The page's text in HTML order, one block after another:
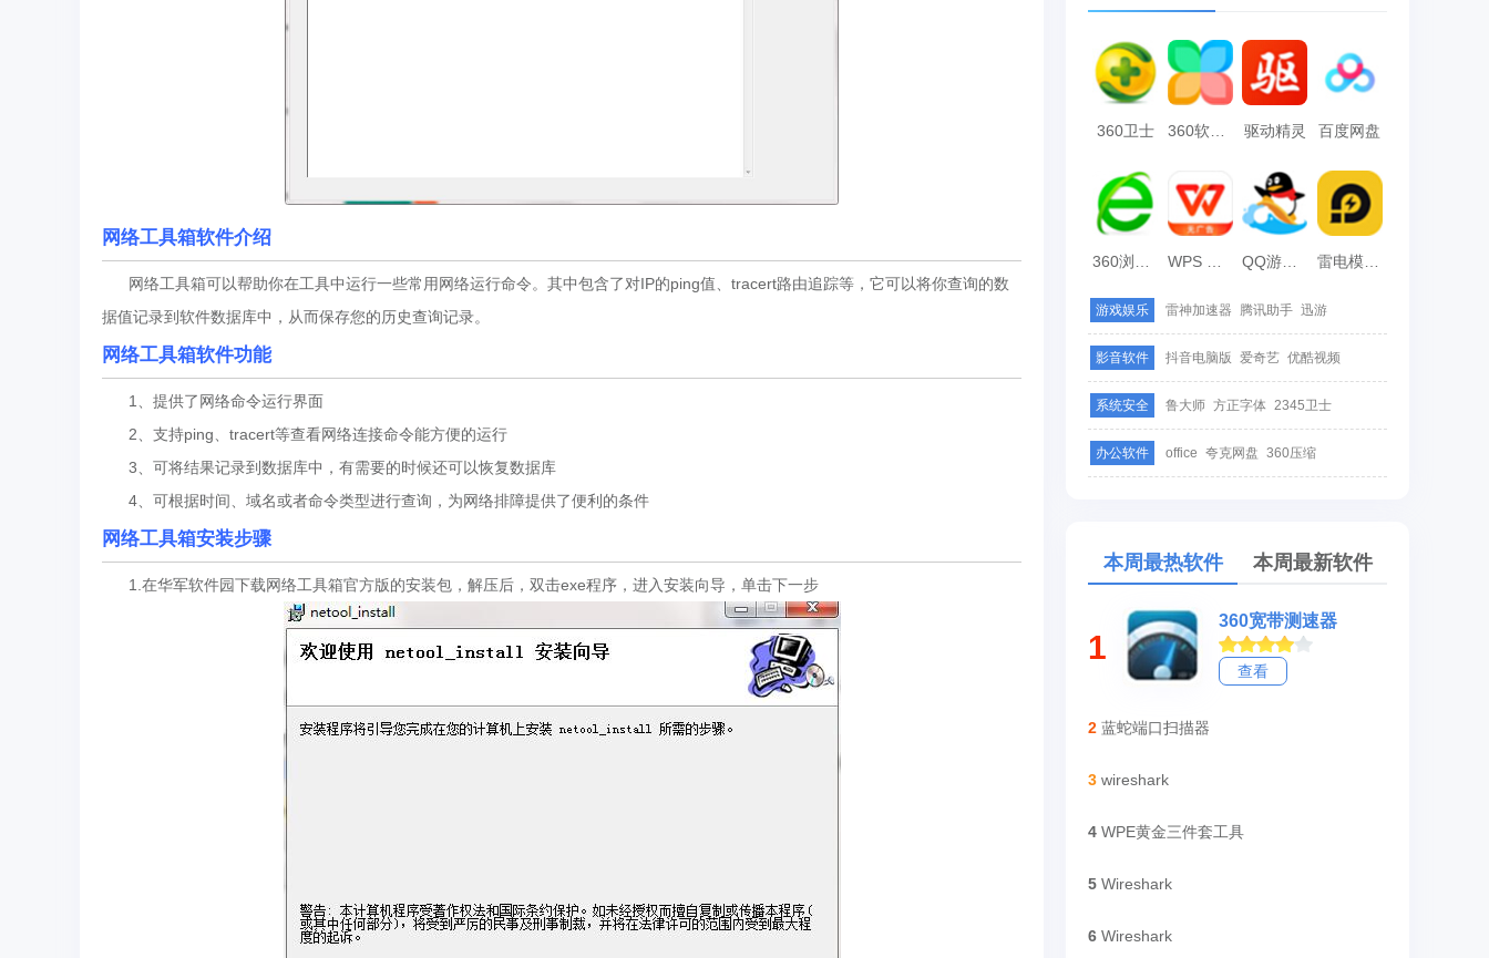
网络工具箱软件介绍
网络工具箱可以帮助你在工具中运行一些常用网络运行命令。其中包含了对IP的ping值、tracert路由追踪等，它可以将你查询的数
据值记录到软件数据库中，从而保存您的历史查询记录。
网络工具箱软件功能
1、提供了网络命令运行界面
2、支持ping、tracert等查看网络连接命令能方便的运行
3、可将结果记录到数据库中，有需要的时候还可以恢复数据库
4、可根据时间、域名或者命令类型进行查询，为网络排障提供了便利的条件
网络工具箱安装步骤
1.在华军软件园下载网络工具箱官方版的安装包，解压后，双击exe程序，进入安装向导，单击下一步
360卫士 360软件管家 驱动精灵 百度网盘
雷电模拟器
游戏娱乐 雷神加速器 腾讯助手 迅游
影音软件 抖音电脑版 爱奇艺 优酷视频
系统安全 鲁大师 方正字体 2345卫士
办公软件 office 夸克网盘 360压缩
本周最热软件 本周最新软件
1
360宽带测速器
查看
2 蓝蛇端口扫描器
3 wireshark
4 WPE黄金三件套工具
5 Wireshark
6 Wireshark